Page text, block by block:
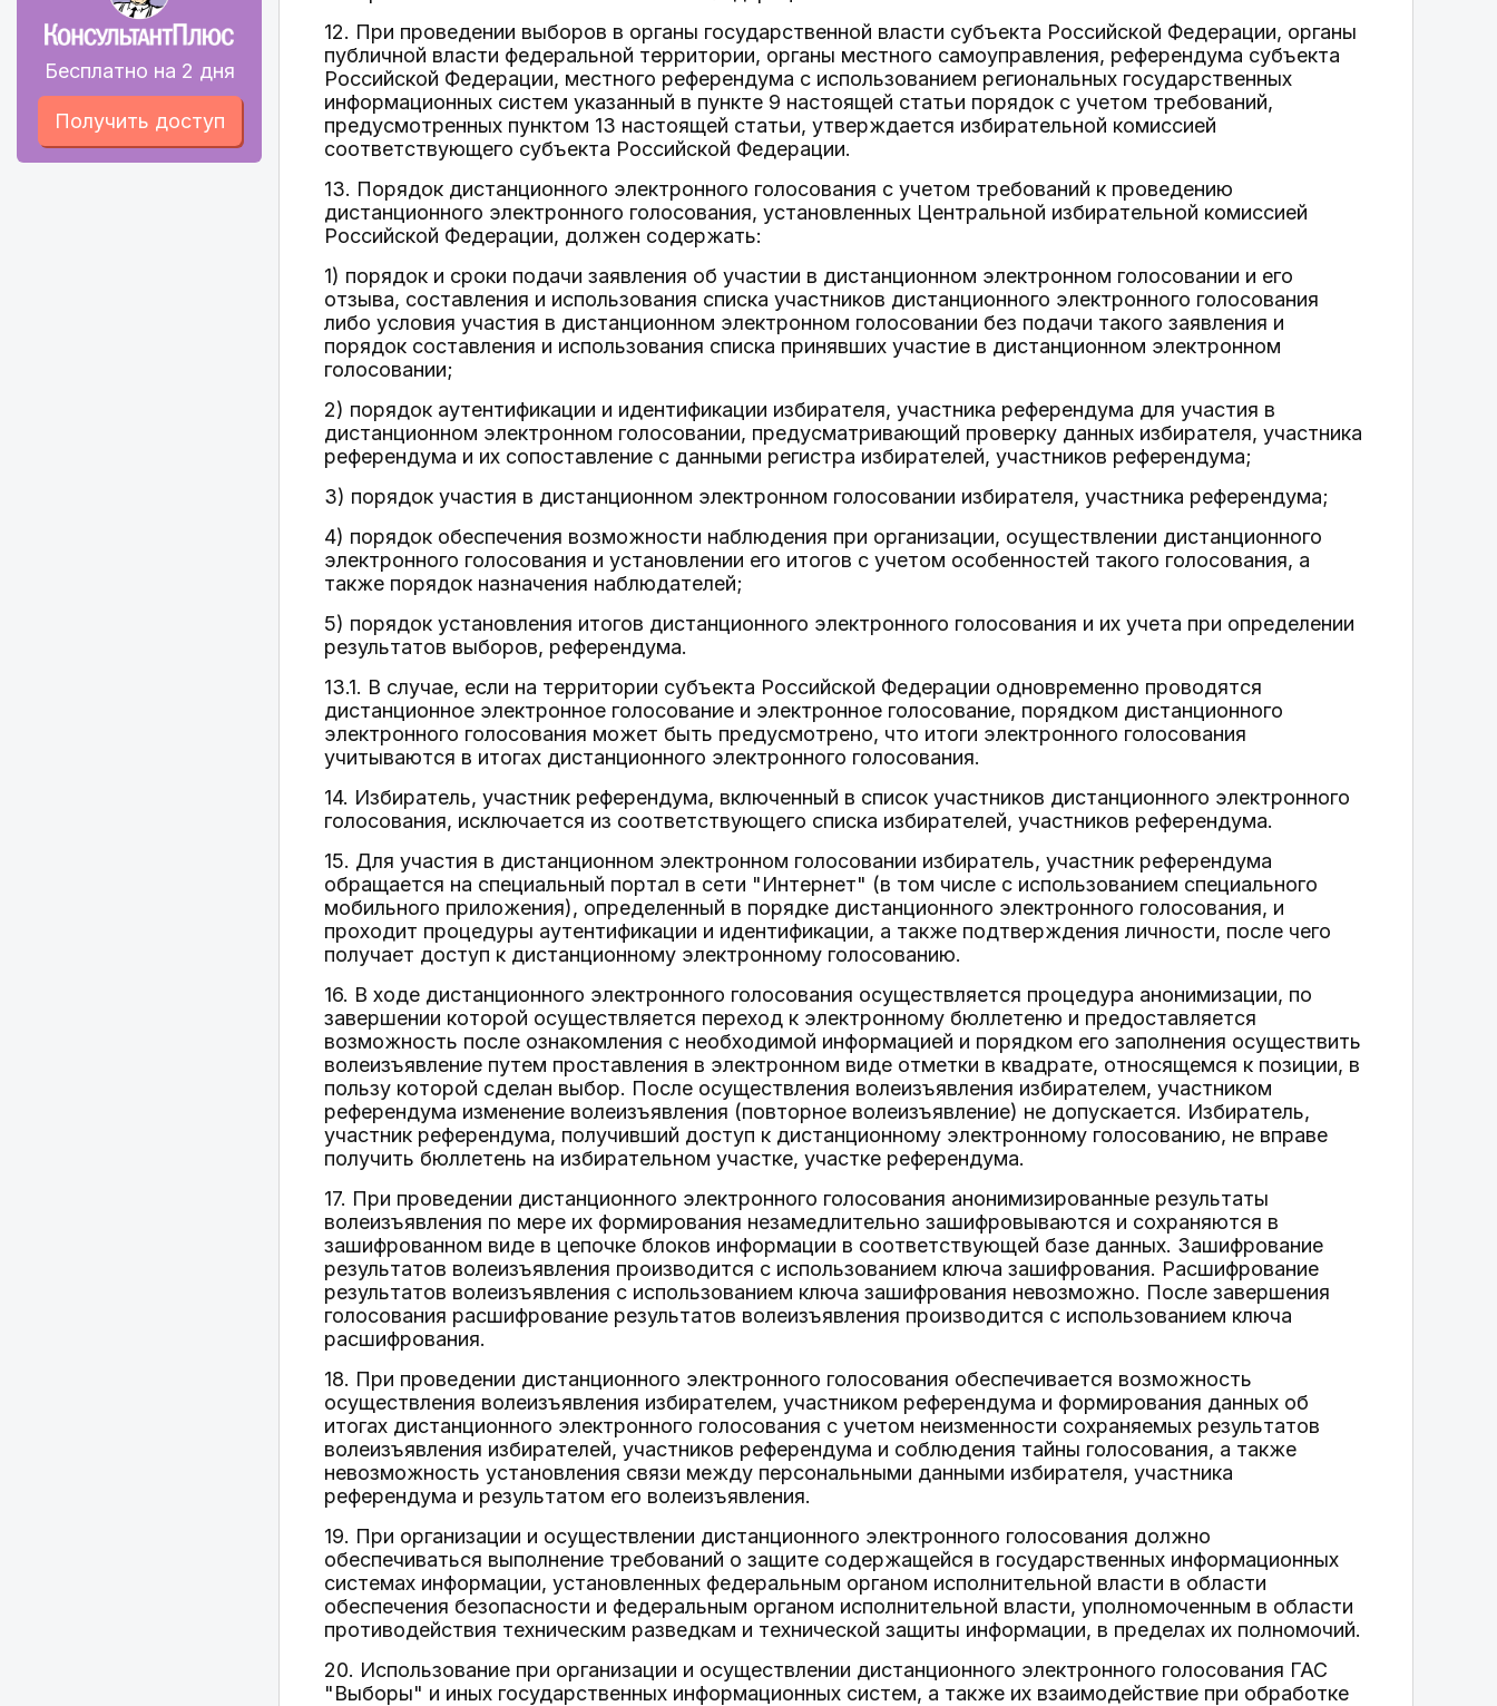
Бесплатно на 2 дня
Получить доступ
12. При проведении выборов в органы государственной власти субъекта Российской Федерации, органы
публичной власти федеральной территории, органы местного самоуправления, референдума субъекта
Российской Федерации, местного референдума с использованием региональных государственных
информационных систем указанный в пункте 9 настоящей статьи порядок с учетом требований,
предусмотренных пунктом 13 настоящей статьи, утверждается избирательной комиссией
соответствующего субъекта Российской Федерации.
13. Порядок дистанционного электронного голосования с учетом требований к проведению
дистанционного электронного голосования, установленных Центральной избирательной комиссией
Российской Федерации, должен содержать:
1) порядок и сроки подачи заявления об участии в дистанционном электронном голосовании и его
отзыва, составления и использования списка участников дистанционного электронного голосования
либо условия участия в дистанционном электронном голосовании без подачи такого заявления и
порядок составления и использования списка принявших участие в дистанционном электронном
голосовании;
2) порядок аутентификации и идентификации избирателя, участника референдума для участия в
дистанционном электронном голосовании, предусматривающий проверку данных избирателя, участника
референдума и их сопоставление с данными регистра избирателей, участников референдума;
3) порядок участия в дистанционном электронном голосовании избирателя, участника референдума;
4) порядок обеспечения возможности наблюдения при организации, осуществлении дистанционного
электронного голосования и установлении его итогов с учетом особенностей такого голосования, а
также порядок назначения наблюдателей;
5) порядок установления итогов дистанционного электронного голосования и их учета при определении
результатов выборов, референдума.
13.1. В случае, если на территории субъекта Российской Федерации одновременно проводятся
дистанционное электронное голосование и электронное голосование, порядком дистанционного
электронного голосования может быть предусмотрено, что итоги электронного голосования
учитываются в итогах дистанционного электронного голосования.
14. Избиратель, участник референдума, включенный в список участников дистанционного электронного
голосования, исключается из соответствующего списка избирателей, участников референдума.
15. Для участия в дистанционном электронном голосовании избиратель, участник референдума
обращается на специальный портал в сети "Интернет" (в том числе с использованием специального
мобильного приложения), определенный в порядке дистанционного электронного голосования, и
проходит процедуры аутентификации и идентификации, а также подтверждения личности, после чего
получает доступ к дистанционному электронному голосованию.
16. В ходе дистанционного электронного голосования осуществляется процедура анонимизации, по
завершении которой осуществляется переход к электронному бюллетеню и предоставляется
возможность после ознакомления с необходимой информацией и порядком его заполнения осуществить
волеизъявление путем проставления в электронном виде отметки в квадрате, относящемся к позиции, в
пользу которой сделан выбор. После осуществления волеизъявления избирателем, участником
референдума изменение волеизъявления (повторное волеизъявление) не допускается. Избиратель,
участник референдума, получивший доступ к дистанционному электронному голосованию, не вправе
получить бюллетень на избирательном участке, участке референдума.
17. При проведении дистанционного электронного голосования анонимизированные результаты
волеизъявления по мере их формирования незамедлительно зашифровываются и сохраняются в
зашифрованном виде в цепочке блоков информации в соответствующей базе данных. Зашифрование
результатов волеизъявления производится с использованием ключа зашифрования. Расшифрование
результатов волеизъявления с использованием ключа зашифрования невозможно. После завершения
голосования расшифрование результатов волеизъявления производится с использованием ключа
расшифрования.
18. При проведении дистанционного электронного голосования обеспечивается возможность
осуществления волеизъявления избирателем, участником референдума и формирования данных об
итогах дистанционного электронного голосования с учетом неизменности сохраняемых результатов
волеизъявления избирателей, участников референдума и соблюдения тайны голосования, а также
невозможность установления связи между персональными данными избирателя, участника
референдума и результатом его волеизъявления.
19. При организации и осуществлении дистанционного электронного голосования должно
обеспечиваться выполнение требований о защите содержащейся в государственных информационных
системах информации, установленных федеральным органом исполнительной власти в области
обеспечения безопасности и федеральным органом исполнительной власти, уполномоченным в области
противодействия техническим разведкам и технической защиты информации, в пределах их полномочий.
20. Использование при организации и осуществлении дистанционного электронного голосования ГАС
"Выборы" и иных государственных информационных систем, а также их взаимодействие при обработке